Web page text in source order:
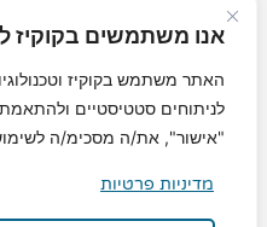
אנו משתמשים בקוקיז
האתר משתמש בקוקיז
לניתוחים סטטיסטיים
"אישור", את/ה מסכימ/ה
מדיניות פרטיות
© כל הזכויות
MuchMore.co.il